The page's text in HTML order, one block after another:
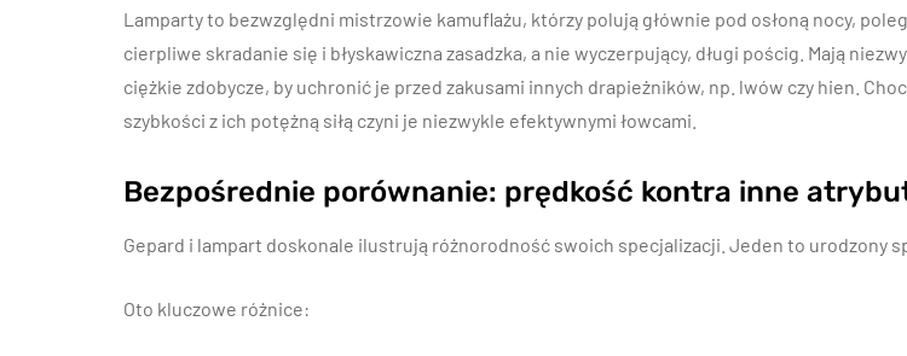
Lamparty to bezwzględni mistrzowie kamuflażu, którzy polują głównie pod osłoną nocy,
cierpliwe skradanie się i błyskawiczna zasadzka, a nie wyczerpujący, długi pościg. Mają
ciężkie zdobycze, by uchronić je przed zakusami innych drapieżników, np. lwów czy hien.
szybkości z ich potężną siłą czyni je niezwykle efektywnymi łowcami.
Bezpośrednie porównanie: prędkość kontra inne
Gepard i lampart doskonale ilustrują różnorodność swoich specjalizacji. Jeden to urodzony
Oto kluczowe różnice: